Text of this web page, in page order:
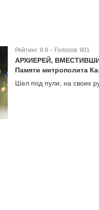
Рейтинг: 9.9 Голосов: 901
АРХИЕРЕЙ,
Памяти митрополита
Шел под пули, на своих